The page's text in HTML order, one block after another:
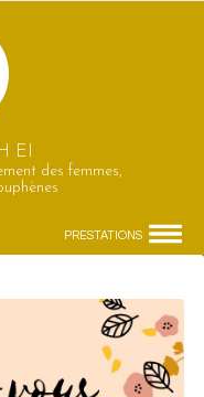
EI
des femmes,
PRESTATIONS